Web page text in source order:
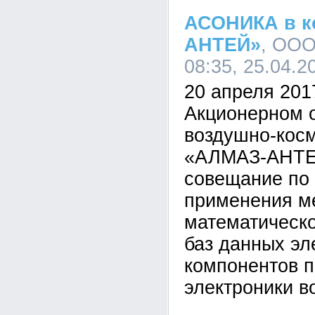
АСОНИКА в
АНТЕЙ»,
08:35,
20 апреля
Акционерном
воздушно-
«АЛМАЗ-
совещание по
применения
баз данных
компонентов
электроники